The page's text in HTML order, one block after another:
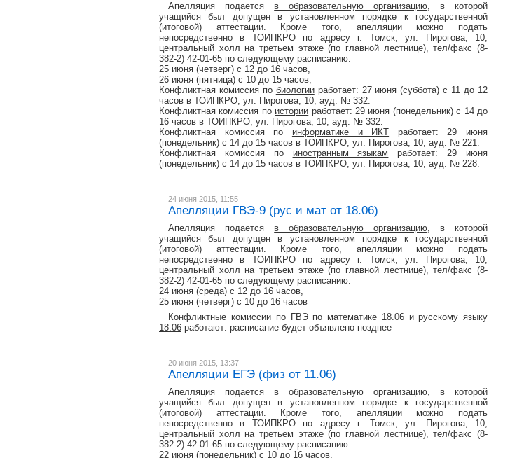
Апелляция подается в образовательную организацию, в которой
учащийся был допущен в установленном порядке к государственной
(итоговой) аттестации. Кроме того, апелляции можно подать
непосредственно в ТОИПКРО по адресу г. Томск, ул. Пирогова, 10,
центральный холл на третьем этаже (по главной лестнице), тел/факс (8-
382-2) 42-01-65 по следующему расписанию:
25 июня (четверг) с 12 до 16 часов,
26 июня (пятница) с 10 до 15 часов,
Конфликтная комиссия по биологииработает: 27 июня (суббота) с 11 до 12
часов в ТОИПКРО, ул. Пирогова, 10, ауд. № 332.
Конфликтная комиссия по истории работает: 29 июня (понедельник) с 14 до
16 часов в ТОИПКРО, ул. Пирогова, 10, ауд. № 332.
Конфликтная комиссия по информатике и ИКТ работает: 29 июня
(понедельник) с 14 до 15 часов в ТОИПКРО, ул. Пирогова, 10, ауд. № 221.
Конфликтная комиссия по иностранным языкам работает: 29 июня
(понедельник) с 14 до 15 часов в ТОИПКРО, ул. Пирогова, 10, ауд. № 228.
24 июня 2015, 11:55
Апелляции ГВЭ-9 (рус и мат от 18.06)
Апелляция подается в образовательную организацию, в которой
учащийся был допущен в установленном порядке к государственной
(итоговой) аттестации. Кроме того, апелляции можно подать
непосредственно в ТОИПКРО по адресу г. Томск, ул. Пирогова, 10,
центральный холл на третьем этаже (по главной лестнице), тел/факс (8-
382-2) 42-01-65 по следующему расписанию:
24 июня (среда) с 12 до 16 часов,
25 июня (четверг) с 10 до 16 часов
Конфликтные комиссии по ГВЭ по математике 18.06 и русскому языку
18.06 работают: расписание будет объявлено позднее
20 июня 2015, 13:37
Апелляции ЕГЭ (физ от 11.06)
Апелляция подается в образовательную организацию, в которой
учащийся был допущен в установленном порядке к государственной
(итоговой) аттестации. Кроме того, апелляции можно подать
непосредственно в ТОИПКРО по адресу г. Томск, ул. Пирогова, 10,
центральный холл на третьем этаже (по главной лестнице), тел/факс (8-
382-2) 42-01-65 по следующему расписанию:
22 июня (понедельник) с 10 до 16 часов,